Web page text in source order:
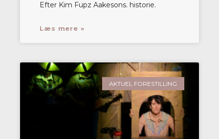
Efter Kim Fupz Aakesons. historie.
Læs mere »
AKTUEL FORESTILLING